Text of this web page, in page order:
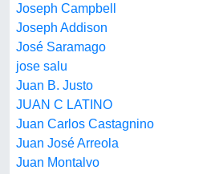
Joseph Campbell
Joseph Addison
José Saramago
jose salu
Juan B. Justo
JUAN C LATINO
Juan Carlos Castagnino
Juan José Arreola
Juan Montalvo